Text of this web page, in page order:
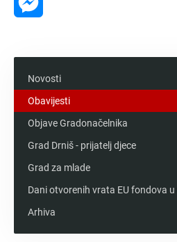
Novosti
Obavijesti
Objave Gradonačelnika
Grad Drniš - prijatelj djece
Grad za mlade
Dani otvorenih vrata EU fondova u
Arhiva